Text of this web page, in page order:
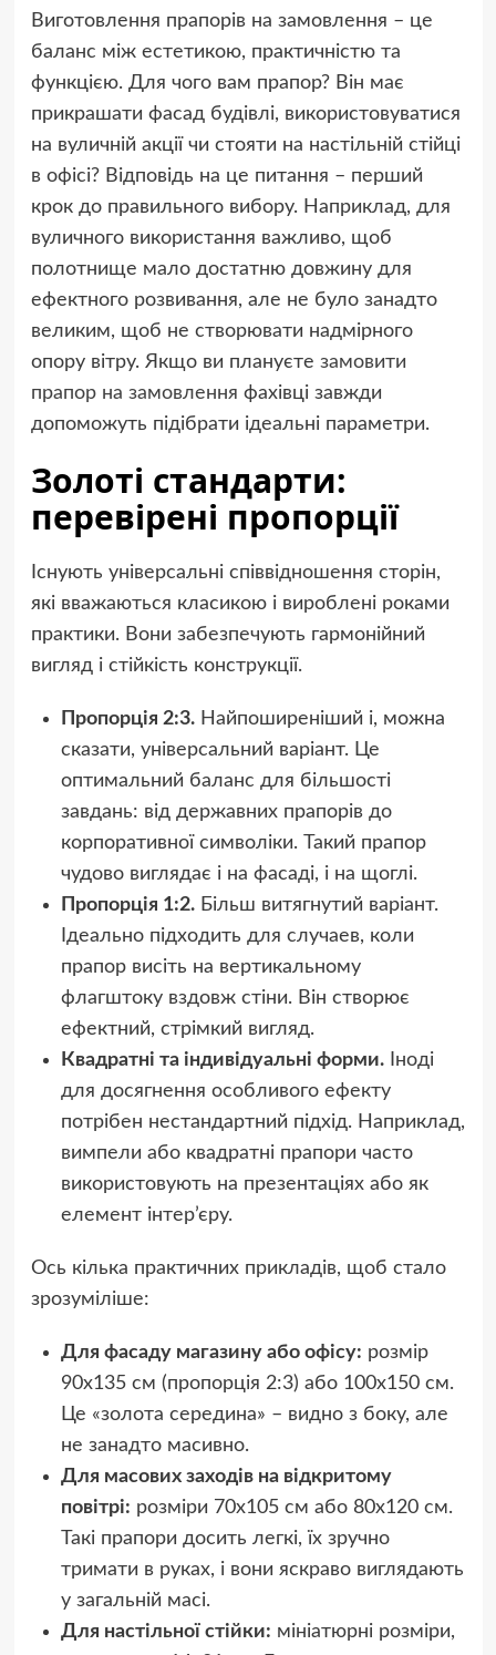
Виготовлення прапорів на замовлення – це
баланс між естетикою, практичністю та
функцією. Для чого вам прапор? Він має
прикрашати фасад будівлі, використовуватися
на вуличній акції чи стояти на настільній стійці
в офісі? Відповідь на це питання – перший
крок до правильного вибору. Наприклад, для
вуличного використання важливо, щоб
полотнище мало достатню довжину для
ефектного розвивання, але не було занадто
великим, щоб не створювати надмірного
опору вітру. Якщо ви плануєте замовити
прапор на замовлення фахівці завжди
допоможуть підібрати ідеальні параметри.
Золоті стандарти:
перевірені пропорції
Існують універсальні співвідношення сторін,
які вважаються класикою і вироблені роками
практики. Вони забезпечують гармонійний
вигляд і стійкість конструкції.
Пропорція 2:3.Найпоширеніший і, можна
сказати, універсальний варіант. Це
оптимальний баланс для більшості
завдань: від державних прапорів до
корпоративної символіки. Такий прапор
чудово виглядає і на фасаді, і на щоглі.
Пропорція 1:2.Більш витягнутий варіант.
Ідеально підходить для случаев, коли
прапор висіть на вертикальному
флагштоку вздовж стіни. Він створює
ефектний, стрімкий вигляд.
Квадратні та індивідуальні форми.Іноді
для досягнення особливого ефекту
потрібен нестандартний підхід. Наприклад,
вимпели або квадратні прапори часто
використовують на презентаціях або як
елемент інтер’єру.
Ось кілька практичних прикладів, щоб стало
зрозуміліше:
Для фасаду магазину або офісу: розмір
90х135 см (пропорція 2:3) або 100х150 см.
Це «золота середина» – видно з боку, але
не занадто масивно.
Для масових заходів на відкритому
повітрі: розміри 70х105 см або 80х120 см.
Такі прапори досить легкі, їх зручно
тримати в руках, і вони яскраво виглядають
у загальній масі.
Для настільної стійки: мініатюрні розміри,